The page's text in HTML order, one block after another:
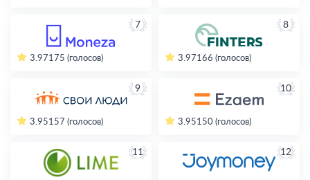
7
3.97175 (голосов)
8
3.97166 (голосов)
9
3.95157 (голосов)
10
3.95150 (голосов)
11 12